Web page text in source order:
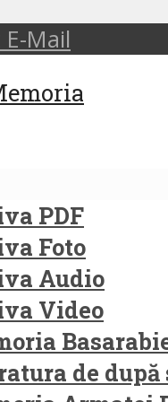
Mail
PDF
Foto
Audio
Video
de